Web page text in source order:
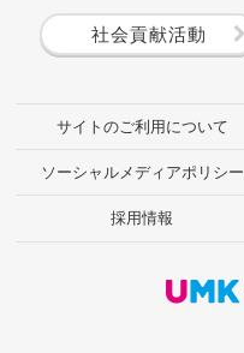
社会貢献活動
サイトのご利用について
ソーシャルメディアポリシー
採用情報